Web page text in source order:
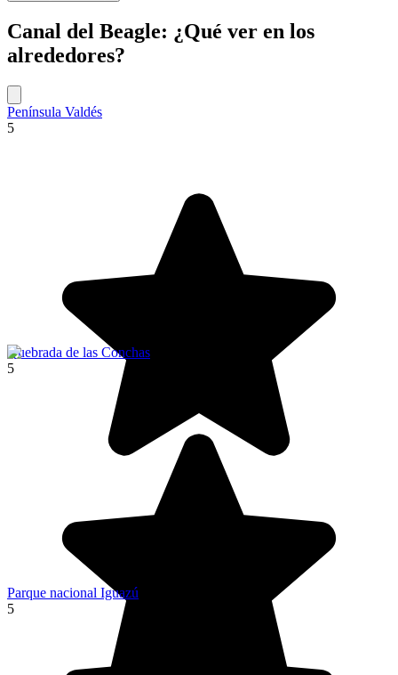
Canal del Beagle: ¿Qué ver en los
alrededores?
Península Valdés
5
Quebrada de las Conchas
5
Parque nacional Iguazú
5